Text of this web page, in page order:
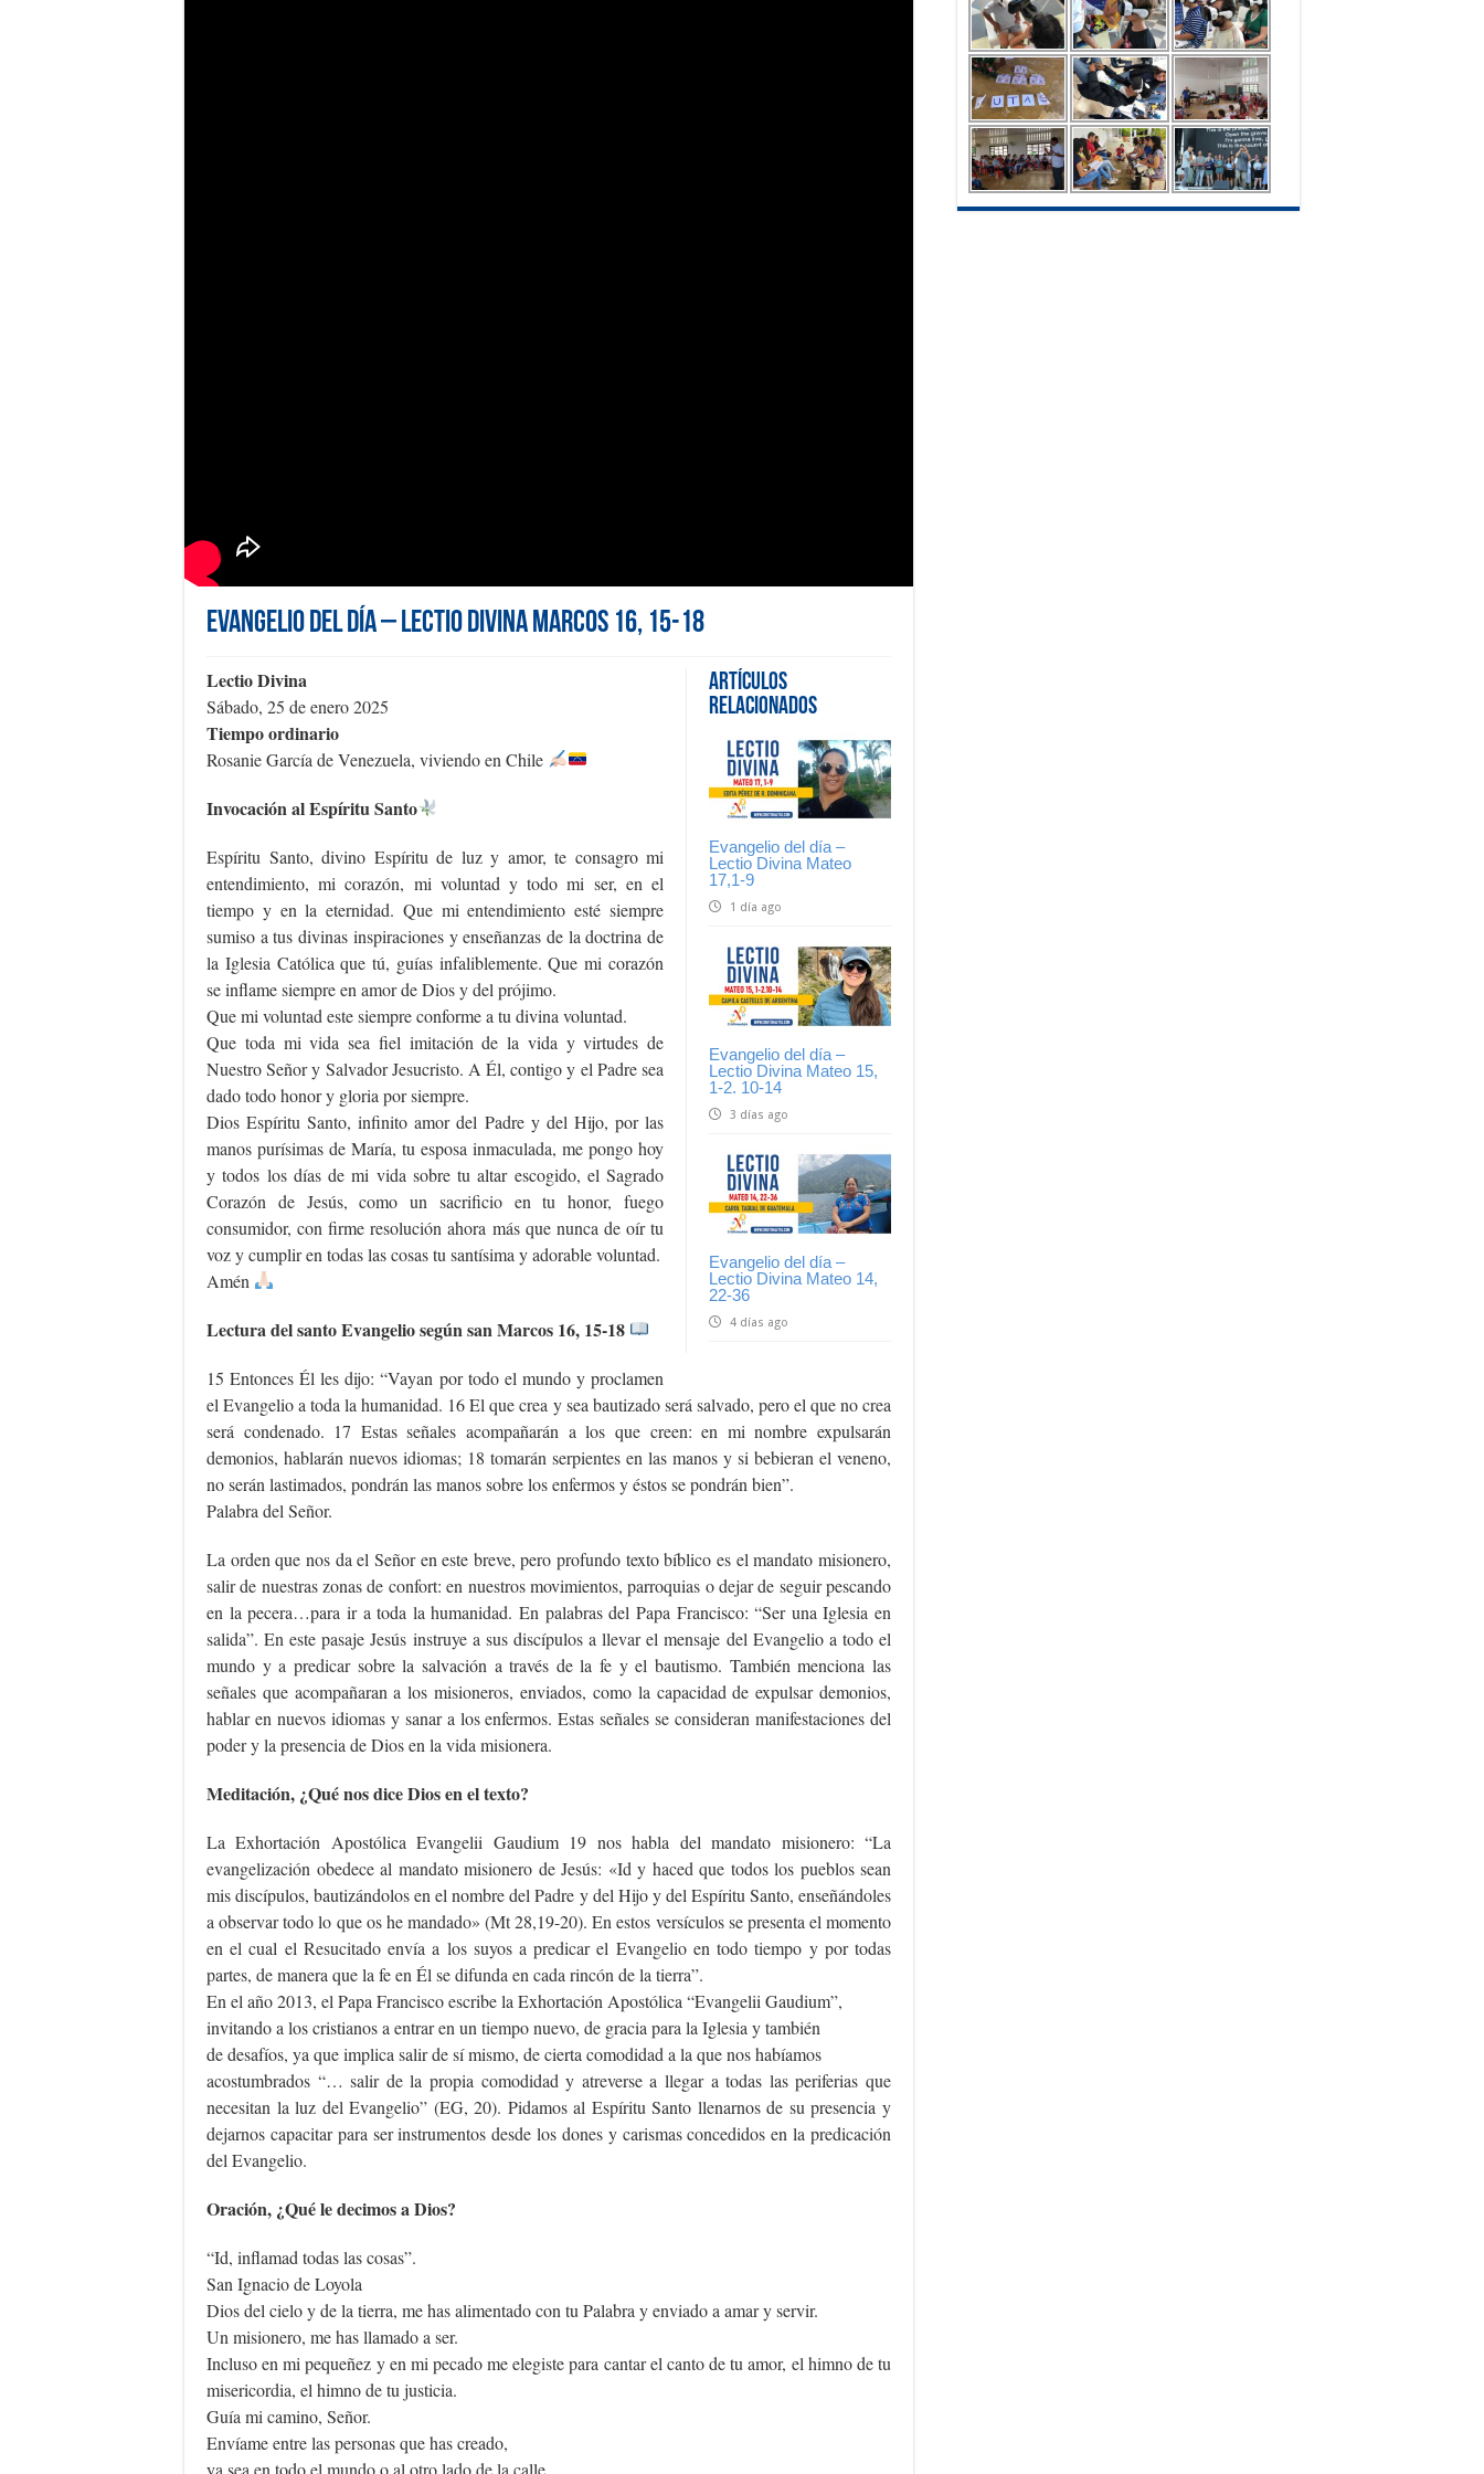
Evangelio del día – Lectio Divina Marcos 16, 15-18
Artículos
Relacionados
Evangelio del día –
Lectio Divina Mateo
17,1-9
1 día ago
Evangelio del día –
Lectio Divina Mateo 15,
1-2. 10-14
3 días ago
Evangelio del día –
Lectio Divina Mateo 14,
22-36
4 días ago
Lectio Divina
Sábado, 25 de enero 2025
Tiempo ordinario
Rosanie García de Venezuela, viviendo en Chile
Invocación al Espíritu Santo
Espíritu Santo, divino Espíritu de luz y amor, te consagro mi
entendimiento, mi corazón, mi voluntad y todo mi ser, en el
tiempo y en la eternidad. Que mi entendimiento esté siempre
sumiso a tus divinas inspiraciones y enseñanzas de la doctrina de
la Iglesia Católica que tú, guías infaliblemente. Que mi corazón
se inflame siempre en amor de Dios y del prójimo.
Que mi voluntad este siempre conforme a tu divina voluntad.
Que toda mi vida sea fiel imitación de la vida y virtudes de
Nuestro Señor y Salvador Jesucristo. A Él, contigo y el Padre sea
dado todo honor y gloria por siempre.
Dios Espíritu Santo, infinito amor del Padre y del Hijo, por las
manos purísimas de María, tu esposa inmaculada, me pongo hoy
y todos los días de mi vida sobre tu altar escogido, el Sagrado
Corazón de Jesús, como un sacrificio en tu honor, fuego
consumidor, con firme resolución ahora más que nunca de oír tu
voz y cumplir en todas las cosas tu santísima y adorable voluntad.
Amén
Lectura del santo Evangelio según san Marcos 16, 15-18
15 Entonces Él les dijo: “Vayan por todo el mundo y proclamen
el Evangelio a toda la humanidad. 16 El que crea y sea bautizado será salvado, pero el que no crea
será condenado. 17 Estas señales acompañarán a los que creen: en mi nombre expulsarán
demonios, hablarán nuevos idiomas; 18 tomarán serpientes en las manos y si bebieran el veneno,
no serán lastimados, pondrán las manos sobre los enfermos y éstos se pondrán bien”.
Palabra del Señor.
La orden que nos da el Señor en este breve, pero profundo texto bíblico es el mandato misionero,
salir de nuestras zonas de confort: en nuestros movimientos, parroquias o dejar de seguir pescando
en la pecera…para ir a toda la humanidad. En palabras del Papa Francisco: “Ser una Iglesia en
salida”. En este pasaje Jesús instruye a sus discípulos a llevar el mensaje del Evangelio a todo el
mundo y a predicar sobre la salvación a través de la fe y el bautismo. También menciona las
señales que acompañaran a los misioneros, enviados, como la capacidad de expulsar demonios,
hablar en nuevos idiomas y sanar a los enfermos. Estas señales se consideran manifestaciones del
poder y la presencia de Dios en la vida misionera.
Meditación, ¿Qué nos dice Dios en el texto?
La Exhortación Apostólica Evangelii Gaudium 19 nos habla del mandato misionero: “La
evangelización obedece al mandato misionero de Jesús: «Id y haced que todos los pueblos sean
mis discípulos, bautizándolos en el nombre del Padre y del Hijo y del Espíritu Santo, enseñándoles
a observar todo lo que os he mandado» (Mt 28,19-20). En estos versículos se presenta el momento
en el cual el Resucitado envía a los suyos a predicar el Evangelio en todo tiempo y por todas
partes, de manera que la fe en Él se difunda en cada rincón de la tierra”.
En el año 2013, el Papa Francisco escribe la Exhortación Apostólica “Evangelii Gaudium”,
invitando a los cristianos a entrar en un tiempo nuevo, de gracia para la Iglesia y también
de desafíos, ya que implica salir de sí mismo, de cierta comodidad a la que nos habíamos
acostumbrados “… salir de la propia comodidad y atreverse a llegar a todas las periferias que
necesitan la luz del Evangelio” (EG, 20). Pidamos al Espíritu Santo llenarnos de su presencia y
dejarnos capacitar para ser instrumentos desde los dones y carismas concedidos en la predicación
del Evangelio.
Oración, ¿Qué le decimos a Dios?
“Id, inflamad todas las cosas”.
San Ignacio de Loyola
Dios del cielo y de la tierra, me has alimentado con tu Palabra y enviado a amar y servir.
Un misionero, me has llamado a ser.
Incluso en mi pequeñez y en mi pecado me elegiste para cantar el canto de tu amor, el himno de tu
misericordia, el himno de tu justicia.
Guía mi camino, Señor.
Envíame entre las personas que has creado,
ya sea en todo el mundo o al otro lado de la calle.